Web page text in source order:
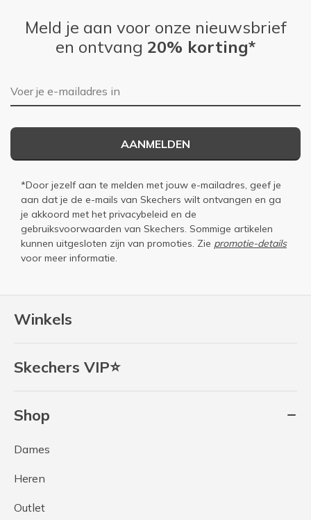
Winkels
Skechers VIP⭐
Shop
Dames
Heren
Outlet
Meld je aan voor onze nieuwsbrief
en ontvang 20% korting*
E-mailadres
AANMELDEN
*Door jezelf aan te melden met jouw e-mailadres, geef je
aan dat je de e-mails van Skechers wilt ontvangen en ga
je akkoord met het privacybeleid en de
gebruiksvoorwaarden van Skechers. Sommige artikelen
kunnen uitgesloten zijn van promoties. Zie promotie-details
voor meer informatie.